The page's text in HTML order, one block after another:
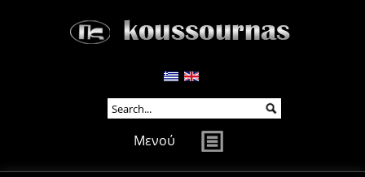
Μενού